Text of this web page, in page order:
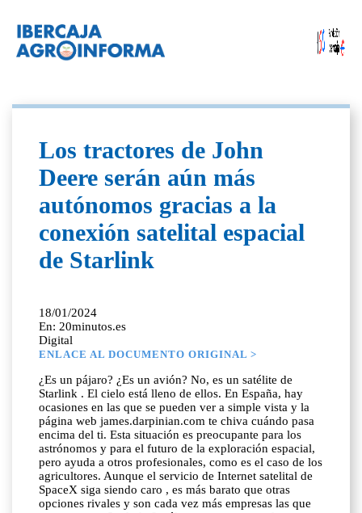
Los tractores de John
Deere serán aún más
autónomos gracias a la
conexión satelital espacial
de Starlink
18/01/2024
En: 20minutos.es
Digital
ENLACE AL DOCUMENTO ORIGINAL >
¿Es un pájaro? ¿Es un avión? No, es un satélite de
Starlink . El cielo está lleno de ellos. En España, hay
ocasiones en las que se pueden ver a simple vista y la
página web james.darpinian.com te chiva cuándo pasa
encima del ti. Esta situación es preocupante para los
astrónomos y para el futuro de la exploración espacial,
pero ayuda a otros profesionales, como es el caso de los
agricultores. Aunque el servicio de Internet satelital de
SpaceX siga siendo caro , es más barato que otras
opciones rivales y son cada vez más empresas las que